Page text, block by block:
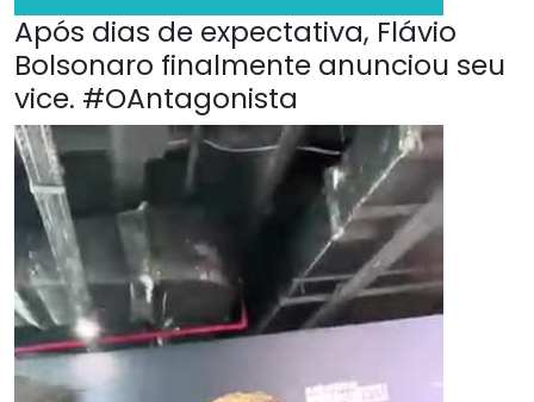
Após dias de expectativa, Flávio
Bolsonaro finalmente anunciou seu
vice. #OAntagonista